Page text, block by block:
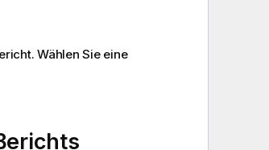
Wählen Sie eine